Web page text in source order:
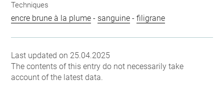
Techniques
encre brune à la plume - sanguine -filigrane
Last updated on 25.04.2025
The contents of this entry do not necessarily take
account of the latest data.